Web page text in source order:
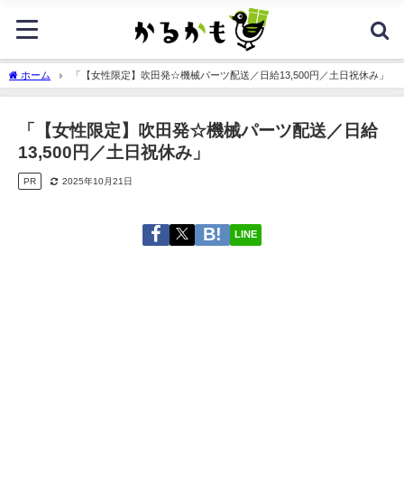
ホーム 「【女性限定】吹田発☆機械パーツ配送／日給13,500円／土日祝休み」
「【女性限定】吹田発☆機械パーツ配送／日給
13,500円／土日祝休み」
PR 2025年10月21日
LINE